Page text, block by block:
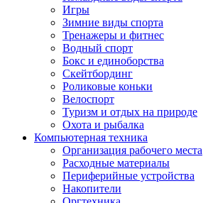
Игры
Зимние виды спорта
Тренажеры и фитнес
Водный спорт
Бокс и единоборства
Скейтбординг
Роликовые коньки
Велоспорт
Туризм и отдых на природе
Охота и рыбалка
Компьютерная техника
Организация рабочего места
Расходные материалы
Периферийные устройства
Накопители